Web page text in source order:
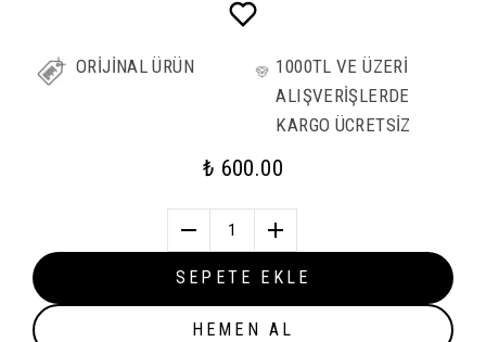
ORİJİNAL ÜRÜN
1000TL VE ÜZERİ
ALIŞVERİŞLERDE
KARGO ÜCRETSİZ
₺ 600.00
1
SEPETE EKLE
HEMEN AL